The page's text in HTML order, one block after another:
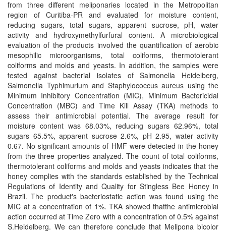
from three different meliponaries located in the Metropolitan
region of Curitiba-PR and evaluated for moisture content,
reducing sugars, total sugars, apparent sucrose, pH, water
activity and hydroxymethylfurfural content. A microbiological
evaluation of the products involved the quantification of aerobic
mesophilic microorganisms, total coliforms, thermotolerant
coliforms and molds and yeasts. In addition, the samples were
tested against bacterial isolates of Salmonella Heidelberg,
Salmonella Typhimurium and Staphylococcus aureus using the
Minimum Inhibitory Concentration (MIC), Minimum Bactericidal
Concentration (MBC) and Time Kill Assay (TKA) methods to
assess their antimicrobial potential. The average result for
moisture content was 68.03%, reducing sugars 62.96%, total
sugars 65.5%, apparent sucrose 2.6%, pH 2.95, water activity
0.67. No significant amounts of HMF were detected in the honey
from the three properties analyzed. The count of total coliforms,
thermotolerant coliforms and molds and yeasts indicates that the
honey complies with the standards established by the Technical
Regulations of Identity and Quality for Stingless Bee Honey in
Brazil. The product's bacteriostatic action was found using the
MIC at a concentration of 1%. TKA showed thatthe antimicrobial
action occurred at Time Zero with a concentration of 0.5% against
S.Heidelberg. We can therefore conclude that Melipona bicolor